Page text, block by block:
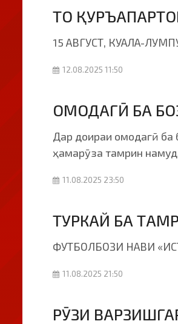
ТО
15 АВГУСТ, КУАЛА-
12.08.2025 11:50
ОМОДАГӢ БА
Дар доираи омодагӣ ба
ҳамарӯза тамрин
11.08.2025 23:50
ТУРКАЙ БА
ФУТБОЛБОЗИ НАВИ
11.08.2025 21:50
РӮЗИ